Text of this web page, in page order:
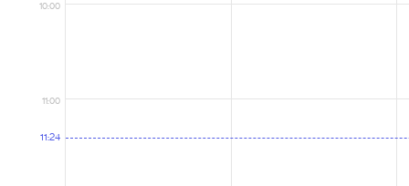
10:00
11:00
11:24